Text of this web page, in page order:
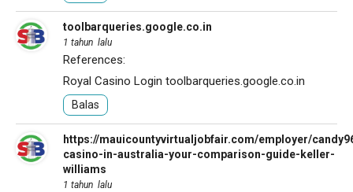
toolbarqueries.google.co.in
1 tahun lalu
References:
Royal Casino Login toolbarqueries.google.co.in
Balas
https://mauicountyvirtualjobfair.com/employer/
casino-in-australia-your-comparison-guide-keller-
williams
1 tahun lalu